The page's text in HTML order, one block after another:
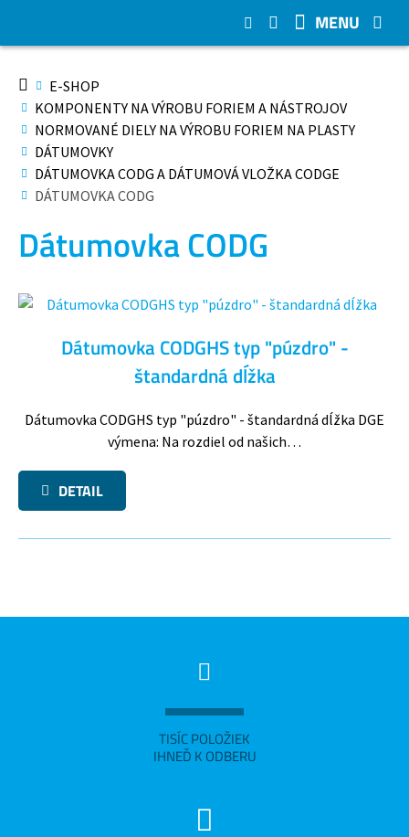
E-SHOP
KOMPONENTY NA VÝROBU FORIEM A NÁSTROJOV
NORMOVANÉ DIELY NA VÝROBU FORIEM NA PLASTY
DÁTUMOVKY
DÁTUMOVKA CODG A DÁTUMOVÁ VLOŽKA CODGE
DÁTUMOVKA CODG
Dátumovka CODG
Dátumovka CODGHS typ "púzdro" ⁠-⁠
štandardná dĺžka
Dátumovka CODGHS typ "púzdro" - štandardná dĺžka DGE
výmena: Na rozdiel od našich…
DETAIL
TISÍC POLOŽIEK
IHNEĎ K ODBERU
MENU